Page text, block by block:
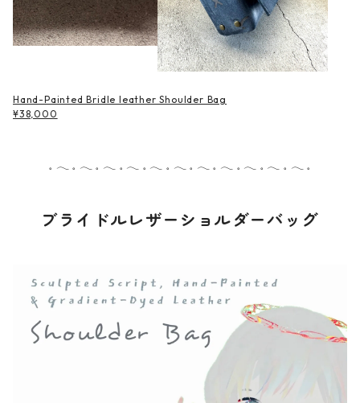
Hand-Painted Bridle leather Shoulder Bag
¥38,000
𓈒 𓂃 𓈒 𓂃 𓈒 𓂃 𓈒 𓂃 𓈒 𓂃 𓈒 𓂃 𓈒 𓂃 𓈒 𓂃 𓈒 𓂃 𓈒 𓂃 𓈒 𓂃 𓈒
ブライドルレザーショルダーバッグ